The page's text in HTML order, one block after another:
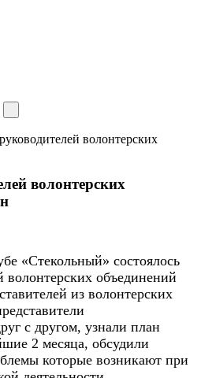
волонтерских
волонтерских
«Стекольный» состоялось
волонтерских объединений
из волонтерских
с другом, узнали план
2 месяца, обсудили
которые возникают при